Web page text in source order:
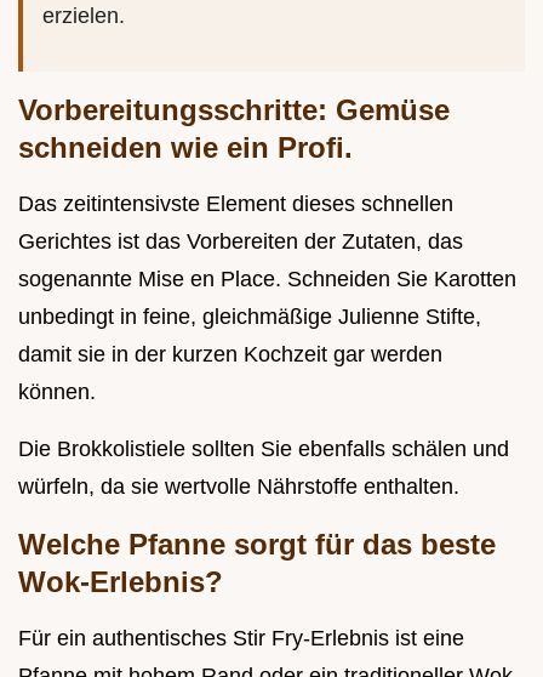
erzielen.
Vorbereitungsschritte: Gemüse
schneiden wie ein Profi.
Das zeitintensivste Element dieses schnellen
Gerichtes ist das Vorbereiten der Zutaten, das
sogenannte Mise en Place. Schneiden Sie Karotten
unbedingt in feine, gleichmäßige Julienne Stifte,
damit sie in der kurzen Kochzeit gar werden
können.
Die Brokkolistiele sollten Sie ebenfalls schälen und
würfeln, da sie wertvolle Nährstoffe enthalten.
Welche Pfanne sorgt für das beste
Wok-Erlebnis?
Für ein authentisches Stir Fry-Erlebnis ist eine